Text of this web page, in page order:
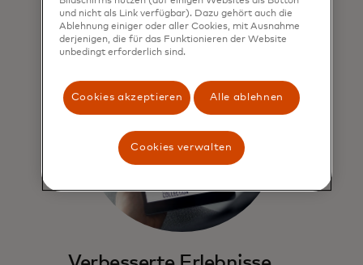
und nicht als Link verfügbar). Dazu gehört auch die
Ablehnung einiger oder aller Cookies, mit Ausnahme
derjenigen, die für das Funktionieren der Website
unbedingt erforderlich sind.
Cookies akzeptieren Alle ablehnen
Cookies verwalten